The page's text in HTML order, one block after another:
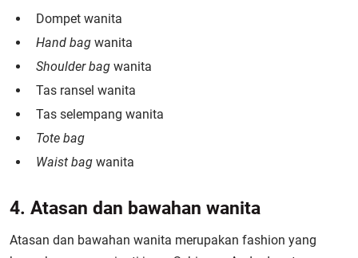
Dompet wanita
Hand bag wanita
Shoulder bag wanita
Tas ransel wanita
Tas selempang wanita
Tote bag
Waist bag wanita
4. Atasan dan bawahan wanita
Atasan dan bawahan wanita merupakan fashion yang